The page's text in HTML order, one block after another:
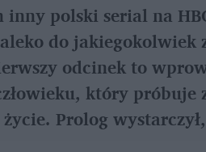
inny polski serial na
do jakiegokolwiek
odcinek to
który próbuje
Prolog